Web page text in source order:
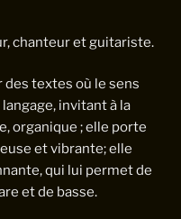
chanteur et guitariste.
des textes où le sens
invitant à la
organique ; elle porte
et vibrante; elle
qui lui permet de
et de basse.